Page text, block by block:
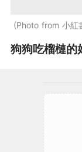
Photo from 小紅
狗狗吃榴槤的